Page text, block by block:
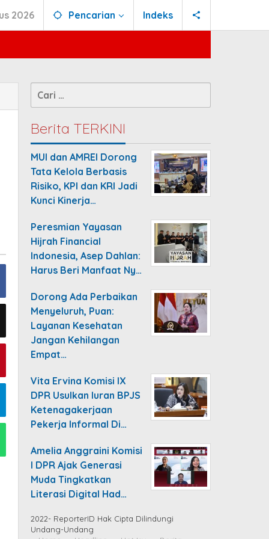
2026 Pencarian Indeks
Cari
untuk:
Berita TERKINI
MUI dan AMREI Dorong
Tata Kelola Berbasis
Risiko, KPI dan KRI Jadi
Kunci Kinerja…
Peresmian Yayasan
Hijrah Financial
Indonesia, Asep Dahlan:
Harus Beri Manfaat Ny…
Dorong Ada Perbaikan
Menyeluruh, Puan:
Layanan Kesehatan
Jangan Kehilangan
Empat…
Vita Ervina Komisi IX
DPR Usulkan Iuran BPJS
Ketenagakerjaan
Pekerja Informal Di…
Amelia Anggraini Komisi
I DPR Ajak Generasi
Muda Tingkatkan
Literasi Digital Had…
2022- ReporterID Hak Cipta Dilindungi
Undang-Undang